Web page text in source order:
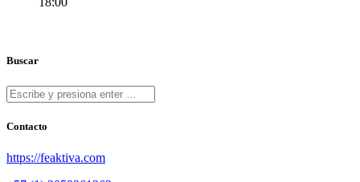
Buscar
Contacto
https://feaktiva.com